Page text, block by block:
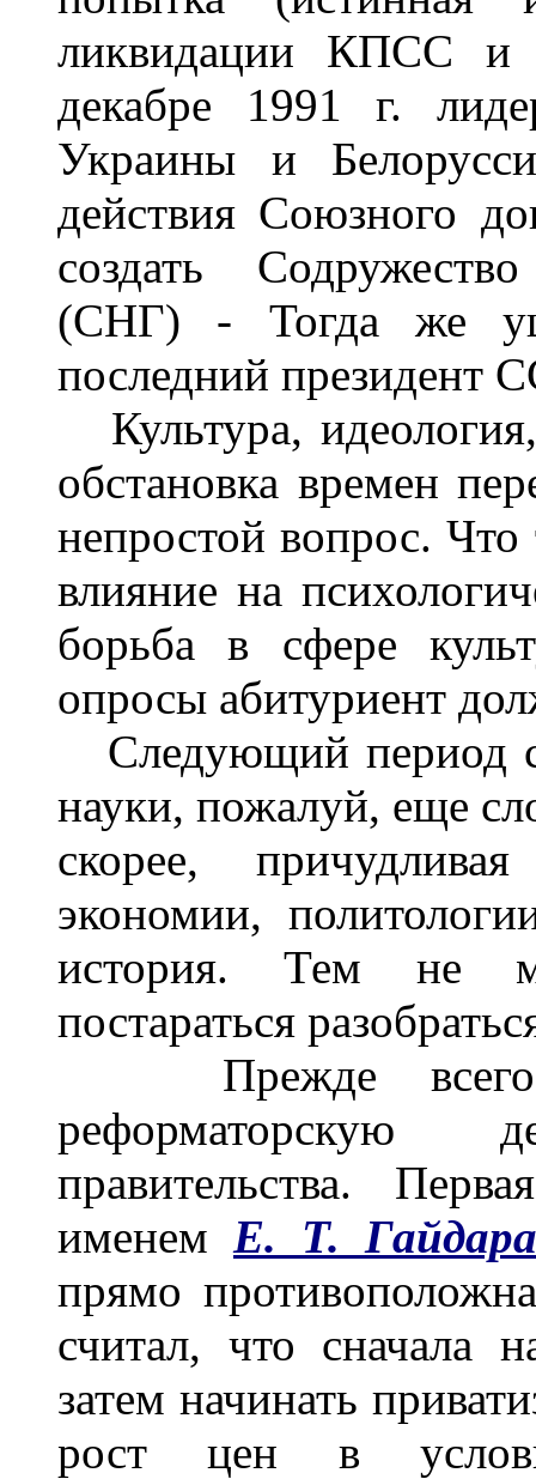
ликвидации КПСС и
декабре 1991 г.
Украины и
действия Союзного
создать
(СНГ) - Тогда же
последний президент
Культура,
обстановка времен
непростой вопрос. Что
влияние на
борьба в сфере
опросы абитуриент
Cледующий период
науки, пожалуй, еще
скорее,
экономии,
история. Тем не
постараться
Прежде всего
реформаторскую
правительства.
именем Е. Т. Гайдара
прямо
считал, что сначала
затем начинать
рост цен в